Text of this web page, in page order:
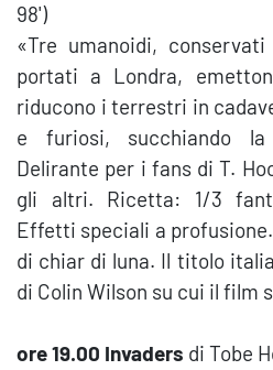
98')
«Tre umanoidi,
portati a Londra,
riducono i terrestri in
e furiosi, succhiando
Delirante per i fans di T.
gli altri. Ricetta: 1/3
Effetti speciali a
di chiar di luna. Il titolo
di Colin Wilson su cui il film
ore 19.00 Invaders di Tobe